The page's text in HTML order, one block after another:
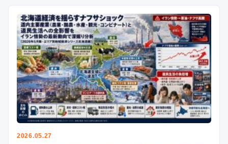
コンテナ ▼
中古パレット
再生原料
梱包資材 ▼
イラン情勢まとめ ▼
公式ブログ
2026.05.27